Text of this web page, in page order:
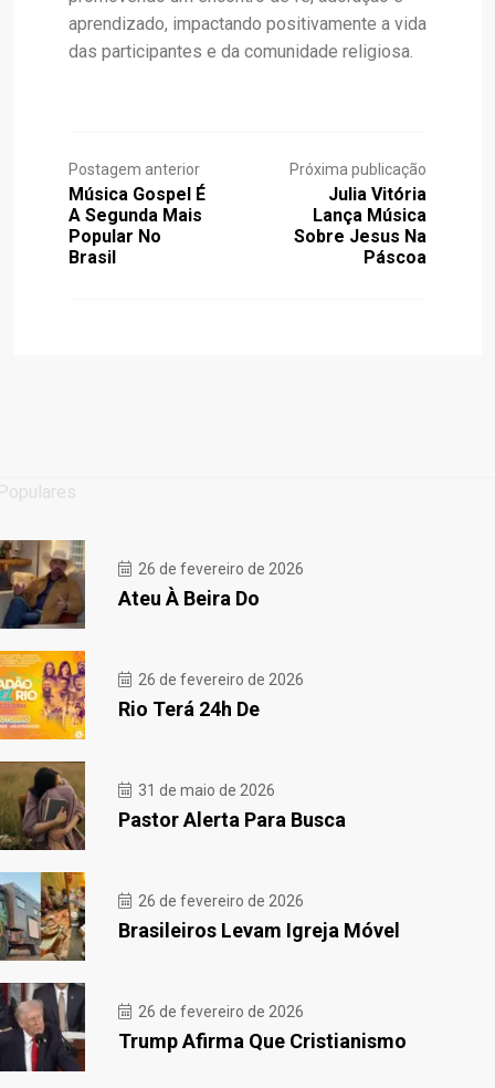
aprendizado, impactando positivamente a vida
das participantes e da comunidade religiosa.
Postagem anterior
Música Gospel É
A Segunda Mais
Popular No
Brasil
Próxima publicação
Julia Vitória
Lança Música
Sobre Jesus Na
Páscoa
26 de fevereiro de 2026
Ateu À Beira Do
26 de fevereiro de 2026
Rio Terá 24h De
31 de maio de 2026
Pastor Alerta Para Busca
26 de fevereiro de 2026
Brasileiros Levam Igreja Móvel
26 de fevereiro de 2026
Trump Afirma Que Cristianismo